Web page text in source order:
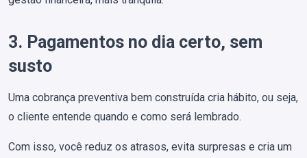
3. Pagamentos no dia certo, sem
susto
Uma cobrança preventiva bem construída cria hábito, ou seja,
o cliente entende quando e como será lembrado.
Com isso, você reduz os atrasos, evita surpresas e cria um